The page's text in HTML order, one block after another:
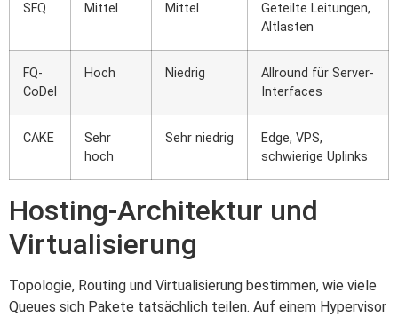
SFQ Mittel Mittel
Geteilte Leitungen,
Altlasten
FQ-
CoDel
Hoch Niedrig
Allround für Server-
Interfaces
CAKE
Sehr
hoch
Sehr niedrig
Edge, VPS,
schwierige Uplinks
Hosting-Architektur und
Virtualisierung
Topologie, Routing und Virtualisierung bestimmen, wie viele
Queues sich Pakete tatsächlich teilen. Auf einem Hypervisor